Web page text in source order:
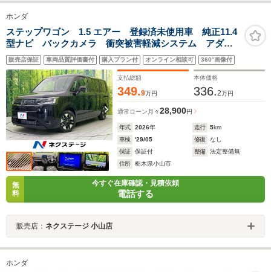
ホンダ
ステップワゴン 1.5 エアー 登録済未使用車 純正11.4
型ナビ バックカメラ 衝突被害軽減システム アダプ
ティブクルーズ 両側電動ドア 禁煙車 LEDヘッド
Bluetooth スマートキー アイドリングストップ
販売店保証 車両品質評価書付 購入プラン付 オンライン相談可 360°画像付
支払総額
349.9万円
本体価格
336.2万円
通常ローン 月々28,900円
年式 2026年 走行 5km
車検
'29/05 修復
なし
保証
保証付 整備
法定整備無
住所
栃木県小山市
無
料
今すぐ在庫確認・見積依頼
電話する
販売店： ネクステージ 小山店
ホンダ